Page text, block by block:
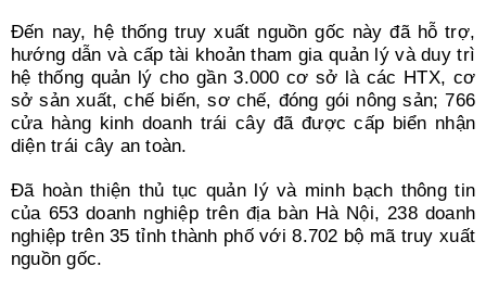
Đến nay, hệ thống truy xuất nguồn gốc này đã hỗ trợ,
hướng dẫn và cấp tài khoản tham gia quản lý và duy trì
hệ thống quản lý cho gần 3.000 cơ sở là các HTX, cơ
sở sản xuất, chế biến, sơ chế, đóng gói nông sản; 766
cửa hàng kinh doanh trái cây đã được cấp biển nhận
diện trái cây an toàn.
Đã hoàn thiện thủ tục quản lý và minh bạch thông tin
của 653 doanh nghiệp trên địa bàn Hà Nội, 238 doanh
nghiệp trên 35 tỉnh thành phố với 8.702 bộ mã truy xuất
nguồn gốc.